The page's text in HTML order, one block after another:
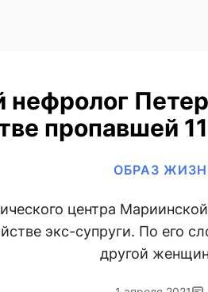
нефролог
пропавшей
ОБРАЗ
центра
экс-супруги. По его
другой